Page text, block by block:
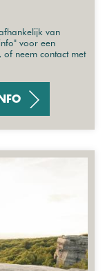
van
voor een
neem contact met